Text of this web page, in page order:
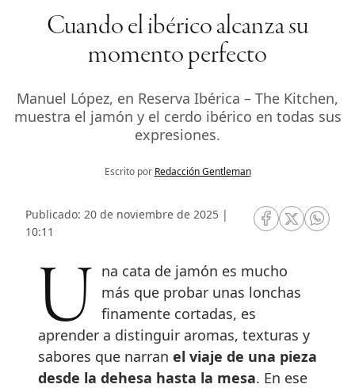
Cuando el ibérico alcanza su
momento perfecto
Manuel López, en Reserva Ibérica – The Kitchen,
muestra el jamón y el cerdo ibérico en todas sus
expresiones.
Escrito por Redacción Gentleman
Publicado: 20 de noviembre de 2025 |
10:11
RRSS Facebook
RRSSRRSS
Una cata de jamón es mucho
más que probar unas lonchas
finamente cortadas, es
aprender a distinguir aromas, texturas y
sabores que narran el viaje de una pieza
desde la dehesa hasta la mesa. En ese